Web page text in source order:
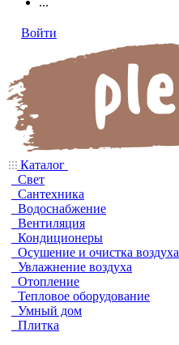
Войти
Каталог
Свет
Сантехника
Водоснабжение
Вентиляция
Кондиционеры
Осушение и очистка воздуха
Увлажнение воздуха
Отопление
Тепловое оборудование
Умный дом
Плитка